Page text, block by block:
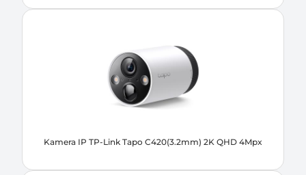
Kamera IP TP-Link Tapo C420(3.2mm) 2K QHD 4Mpx